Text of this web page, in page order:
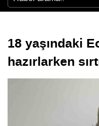
18 yaşındaki
hazırlarken